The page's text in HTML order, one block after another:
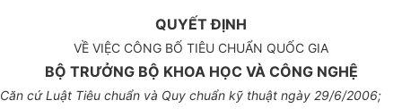
QUYẾT ĐỊNH
VỀ VIỆC CÔNG BỐ TIÊU CHUẨN QUỐC GIA
BỘ TRƯỞNG BỘ KHOA HỌC VÀ CÔNG NGHỆ
Căn cứ Luật Tiêu chuẩn và Quy chuẩn kỹ thuật ngày 29/6/2006;